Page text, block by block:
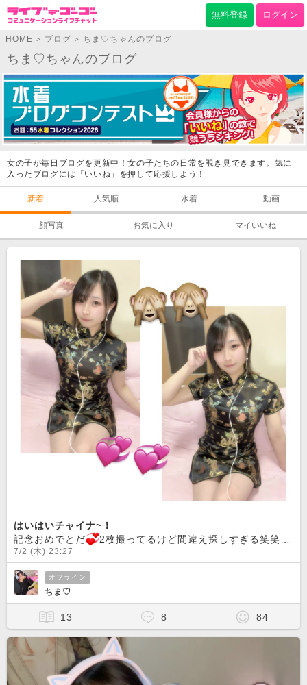
無料登録 ログイン
HOME > ブログ > ちま♡ちゃんのブログ
ちま♡ちゃんのブログ
女の子が毎日ブログを更新中！女の子たちの日常を覗き見できます。気に
入ったブログには「いいね」を押して応援しよう！
新着 人気順 水着 動画
顔写真 お気に入り マイいいね
はいはいチャイナ~！
記念おめでとだ
2枚撮ってるけど間違え探しすぎる笑笑ドレスってチャイナもありだよね？
7/2 (木) 23:27
オフライン
ちま♡
13 8 84